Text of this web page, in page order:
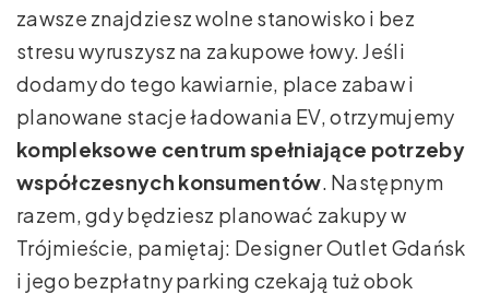
zawsze znajdziesz wolne stanowisko i bez
stresu wyruszysz na zakupowe łowy. Jeśli
dodamy do tego kawiarnie, place zabaw i
planowane stacje ładowania EV, otrzymujemy
kompleksowe centrum spełniające potrzeby
współczesnych konsumentów. Następnym
razem, gdy będziesz planować zakupy w
Trójmieście, pamiętaj: Designer Outlet Gdańsk
i jego bezpłatny parking czekają tuż obok